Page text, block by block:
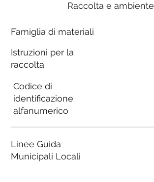
Raccolta e ambiente
Famiglia di materiali
Istruzioni per la
raccolta
Codice di
identificazione
alfanumerico
Linee Guida
Municipali Locali